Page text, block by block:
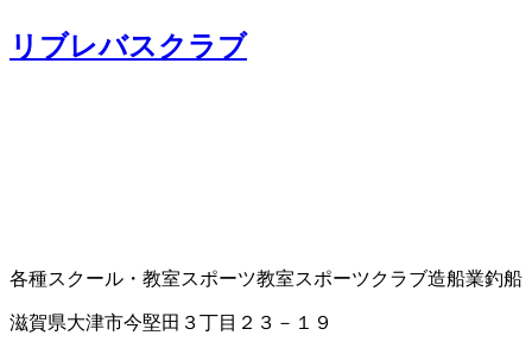
リブレバスクラブ
各種スクール・教室スポーツ教室スポーツクラブ造船業釣船
滋賀県大津市今堅田３丁目２３－１９